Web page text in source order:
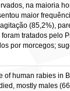
na maioria
maior
(85,2%),
tratados pelo
por morcegos;
human rabies in
mostly males